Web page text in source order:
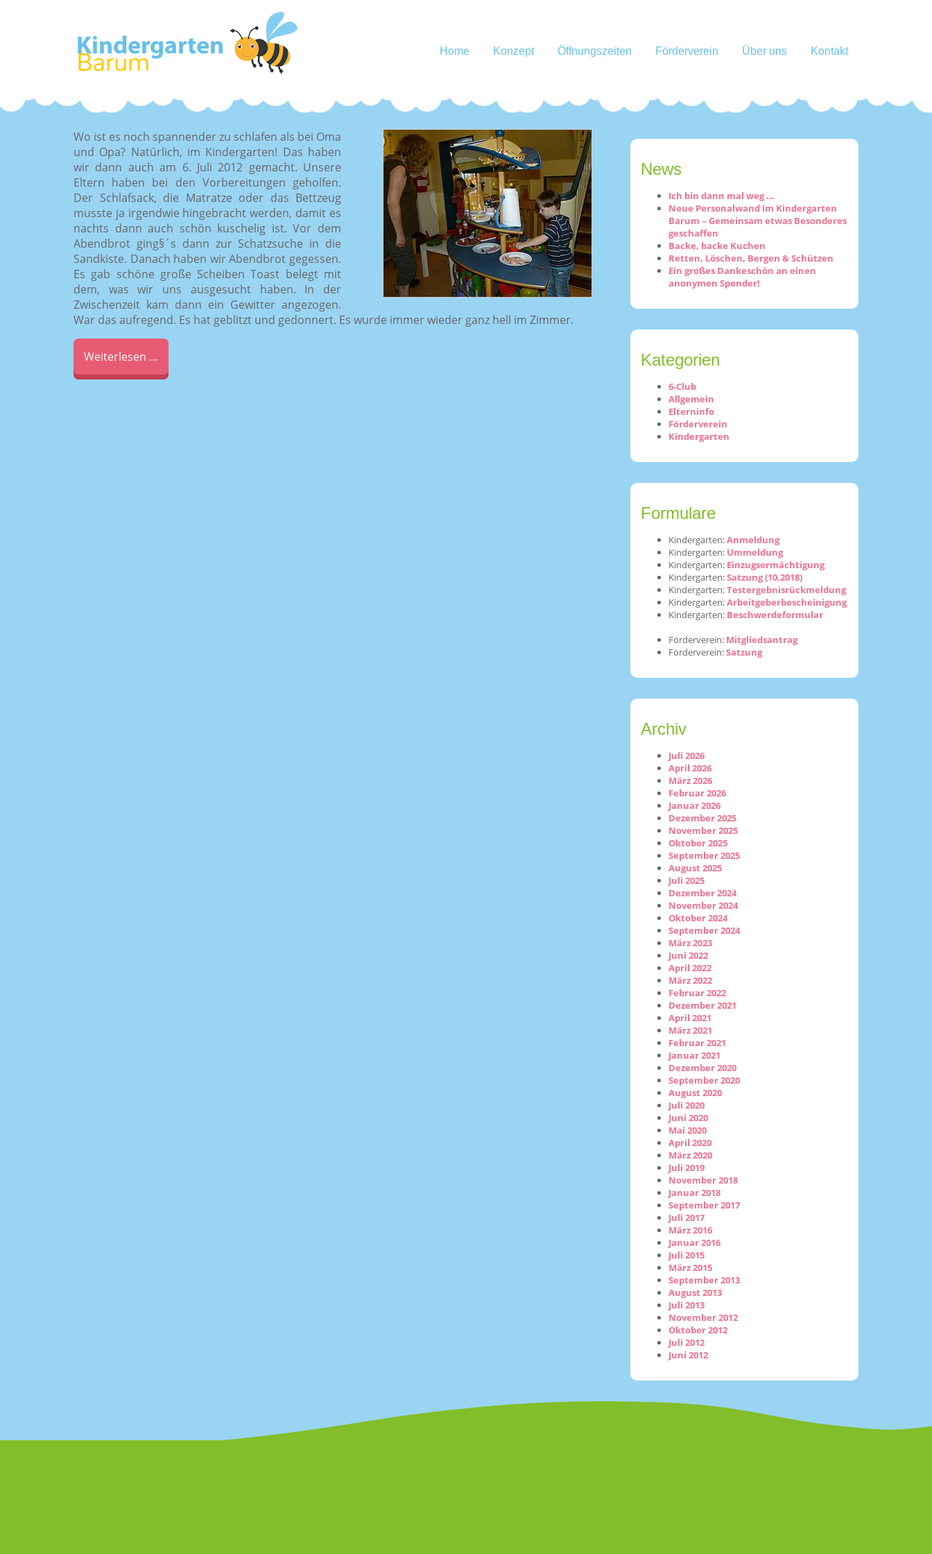
Home Konzept Öffnungszeiten Förderverein Über uns Kontakt
Wo ist es noch spannender zu schlafen als bei Oma
und Opa? Natürlich, im Kindergarten! Das haben
wir dann auch am 6. Juli 2012 gemacht. Unsere
Eltern haben bei den Vorbereitungen geholfen.
Der Schlafsack, die Matratze oder das Bettzeug
musste ja irgendwie hingebracht werden, damit es
nachts dann auch schön kuschelig ist. Vor dem
Abendbrot ging§´s dann zur Schatzsuche in die
Sandkiste. Danach haben wir Abendbrot gegessen.
Es gab schöne große Scheiben Toast belegt mit
dem, was wir uns ausgesucht haben. In der
Zwischenzeit kam dann ein Gewitter angezogen.
War das aufregend. Es hat geblitzt und gedonnert. Es wurde immer wieder ganz hell im Zimmer.
Weiterlesen …
News
Ich bin dann mal weg …
Neue Personalwand im Kindergarten
Barum – Gemeinsam etwas Besonderes
geschaffen
Backe, backe Kuchen
Retten, Löschen, Bergen & Schützen
Ein großes Dankeschön an einen
anonymen Spender!
Kategorien
6-Club
Allgemein
Elterninfo
Förderverein
Kindergarten
Formulare
Kindergarten:Anmeldung
Kindergarten: Ummeldung
Kindergarten: Einzugsermächtigung
Kindergarten:Satzung (10.2018)
Kindergarten:Testergebnisrückmeldung
Kindergarten:Arbeitgeberbescheinigung
Kindergarten: Beschwerdeformular
Förderverein: Mitgliedsantrag
Förderverein:Satzung
Archiv
Juli 2026
April 2026
März 2026
Februar 2026
Januar 2026
Dezember 2025
November 2025
Oktober 2025
September 2025
August 2025
Juli 2025
Dezember 2024
November 2024
Oktober 2024
September 2024
März 2023
Juni 2022
April 2022
März 2022
Februar 2022
Dezember 2021
April 2021
März 2021
Februar 2021
Januar 2021
Dezember 2020
September 2020
August 2020
Juli 2020
Juni 2020
Mai 2020
April 2020
März 2020
Juli 2019
November 2018
Januar 2018
September 2017
Juli 2017
März 2016
Januar 2016
Juli 2015
März 2015
September 2013
August 2013
Juli 2013
November 2012
Oktober 2012
Juli 2012
Juni 2012